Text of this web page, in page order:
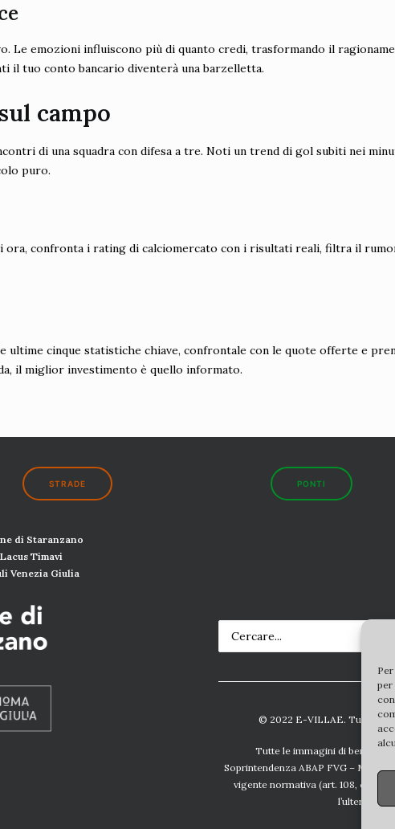
per
Le emozioni influiscono più di quanto credi, trasformando il
il tuo conto bancario diventerà una barzelletta.
campo
di una squadra con difesa a tre. Noti un trend di gol subiti nei
puro.
confronta i rating di calciomercato con i risultati reali, filtra il
ultime cinque statistiche chiave, confrontale con le quote offerte e
il miglior investimento è quello informato.
STRADE PONTI
di Staranzano
Timavi
Venezia Giulia
© 2022 E-VILLAE. Tutti i
Tutte le immagini di beni
Soprintendenza ABAP FVG– MiC
.
vigente normativa (art. 108, co. 3
l’ulteriore